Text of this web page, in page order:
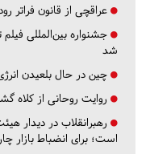
عراقچی از قانون فراتر
جشنواره بین‌المللی
شد
چین در حال بلعیدن
روایت روحانی از کلاه
رهبرانقلاب در دیدار
است؛ برای انضباط بازار